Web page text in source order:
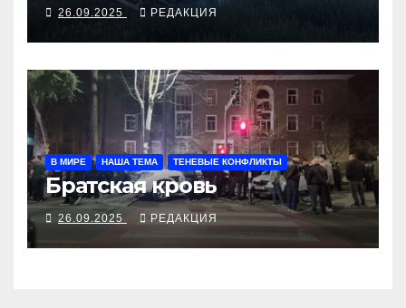
26.09.2025 РЕДАКЦИЯ
В МИРЕ НАША ТЕМА ТЕНЕВЫЕ КОНФЛИКТЫ
Братская кровь
26.09.2025 РЕДАКЦИЯ